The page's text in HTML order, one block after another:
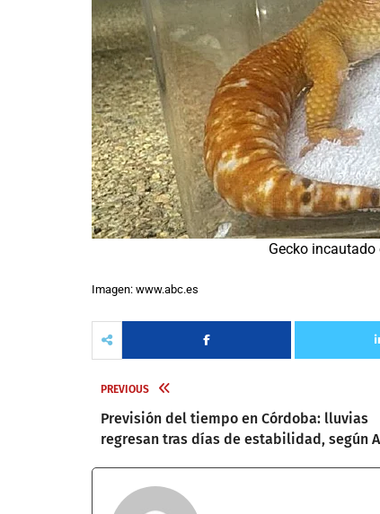
Gecko
Imagen: www.abc.es
PREVIOUS
Previsión del tiempo en Córdoba: lluvias
regresan tras días de estabilidad, según